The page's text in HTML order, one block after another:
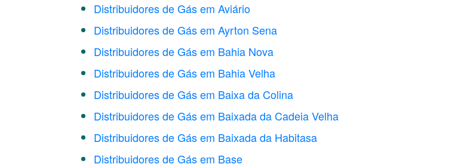
Distribuidores de Gás em Aviário
Distribuidores de Gás em Ayrton Sena
Distribuidores de Gás em Bahia Nova
Distribuidores de Gás em Bahia Velha
Distribuidores de Gás em Baixa da Colina
Distribuidores de Gás em Baixada da Cadeia Velha
Distribuidores de Gás em Baixada da Habitasa
Distribuidores de Gás em Base